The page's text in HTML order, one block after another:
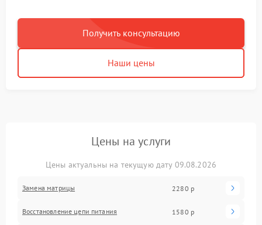
Получить консультацию
Наши цены
Цены на услуги
Цены актуальны на текущую дату 09.08.2026
Замена матрицы 2280 р
Восстановление цепи питания 1580 р